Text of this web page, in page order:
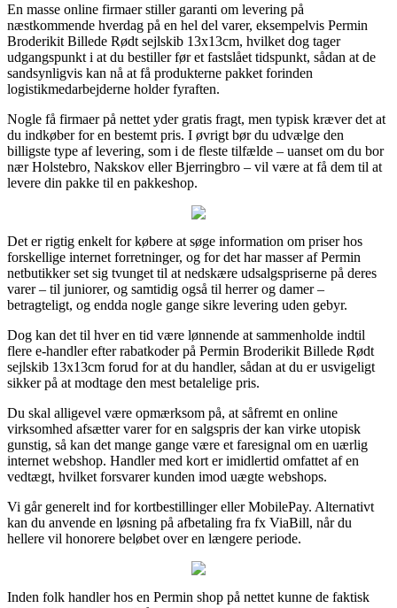
En masse online firmaer stiller garanti om levering på
næstkommende hverdag på en hel del varer, eksempelvis Permin
Broderikit Billede Rødt sejlskib 13x13cm, hvilket dog tager
udgangspunkt i at du bestiller før et fastslået tidspunkt, sådan at de
sandsynligvis kan nå at få produkterne pakket forinden
logistikmedarbejderne holder fyraften.
Nogle få firmaer på nettet yder gratis fragt, men typisk kræver det at
du indkøber for en bestemt pris. I øvrigt bør du udvælge den
billigste type af levering, som i de fleste tilfælde – uanset om du bor
nær Holstebro, Nakskov eller Bjerringbro – vil være at få dem til at
levere din pakke til en pakkeshop.
Det er rigtig enkelt for købere at søge information om priser hos
forskellige internet forretninger, og for det har masser af Permin
netbutikker set sig tvunget til at nedskære udsalgspriserne på deres
varer – til juniorer, og samtidig også til herrer og damer –
betragteligt, og endda nogle gange sikre levering uden gebyr.
Dog kan det til hver en tid være lønnende at sammenholde indtil
flere e-handler efter rabatkoder på Permin Broderikit Billede Rødt
sejlskib 13x13cm forud for at du handler, sådan at du er usvigeligt
sikker på at modtage den mest betalelige pris.
Du skal alligevel være opmærksom på, at såfremt en online
virksomhed afsætter varer for en salgspris der kan virke utopisk
gunstig, så kan det mange gange være et faresignal om en uærlig
internet webshop. Handler med kort er imidlertid omfattet af en
vedtægt, hvilket forsvarer kunden imod uægte webshops.
Vi går generelt ind for kortbestillinger eller MobilePay. Alternativt
kan du anvende en løsning på afbetaling fra fx ViaBill, når du
hellere vil honorere beløbet over en længere periode.
Inden folk handler hos en Permin shop på nettet kunne de faktisk